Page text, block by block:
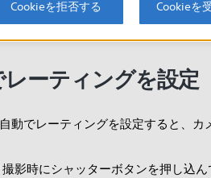
レーティングを設定
でレーティングを設定すると、
影時にシャッターボタンを押し込
Cookieを拒否する Cookieを